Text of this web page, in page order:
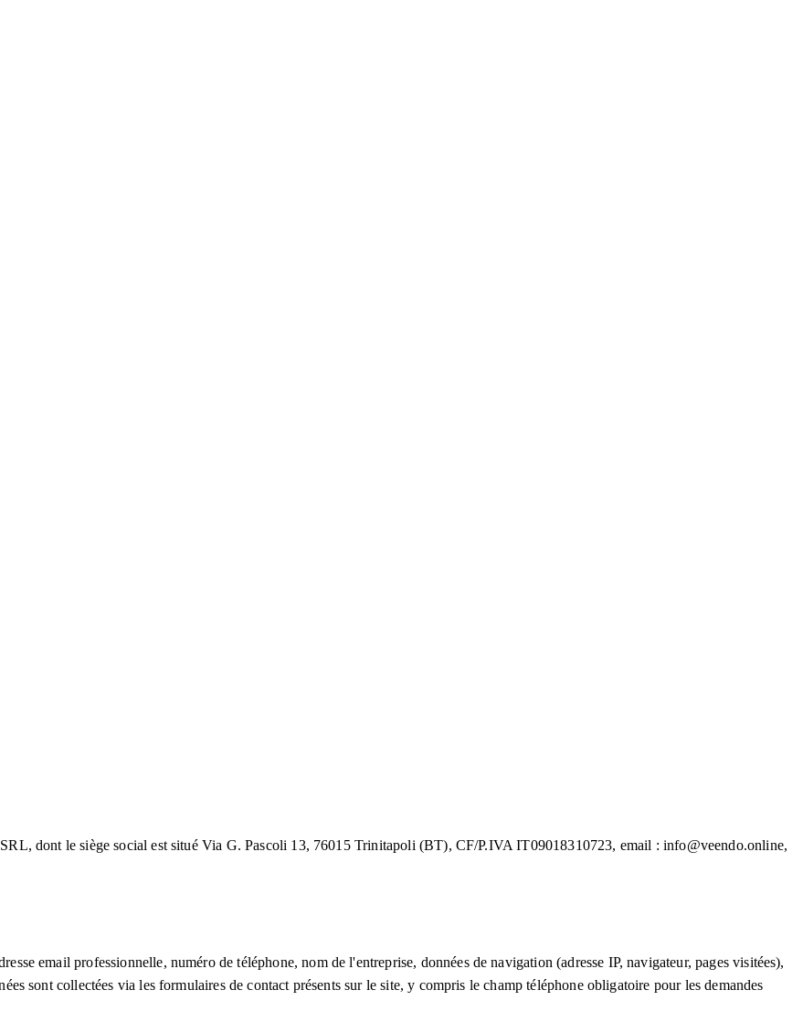
dont le siège social est situé Via G. Pascoli 13, 76015 Trinitapoli (BT), CF/P.IVA IT09018310723, email : info@veendo.online,
email professionnelle, numéro de téléphone, nom de l'entreprise, données de navigation (adresse IP, navigateur, pages visitées),
sont collectées via les formulaires de contact présents sur le site, y compris le champ téléphone obligatoire pour les demandes